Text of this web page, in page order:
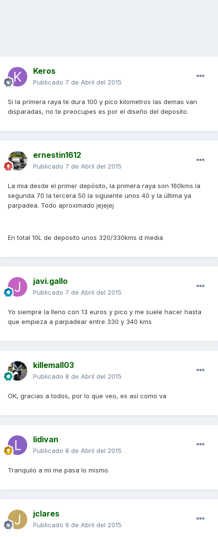
Keros
Publicado 7 de Abril del 2015
Si la primera raya te dura 100 y pico kilometros las demas van
disparadas, no te preocupes es por el diseño del deposito.
ernestin1612
Publicado 7 de Abril del 2015
La mia desde el primer depósito, la primera raya son 160kms la
segunda 70 la tercera 50 la siguiente unos 40 y la última ya
parpadea. Todo aproximado jejejej
En total 10L de deposito unos 320/330kms d media
javi.gallo
Publicado 7 de Abril del 2015
Yo siempre la lleno con 13 euros y pico y me suele hacer hasta
que empieza a parpadear entre 330 y 340 kms
killemall03
Publicado 8 de Abril del 2015
OK, gracias a todos, por lo que veo, es así como va
lidivan
Publicado 8 de Abril del 2015
Tranquilo a mi me pasa lo mismo.
jclares
Publicado 9 de Abril del 2015